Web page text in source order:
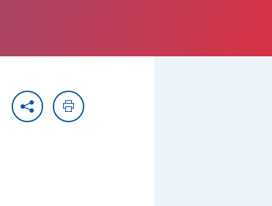
PartagerImprimer